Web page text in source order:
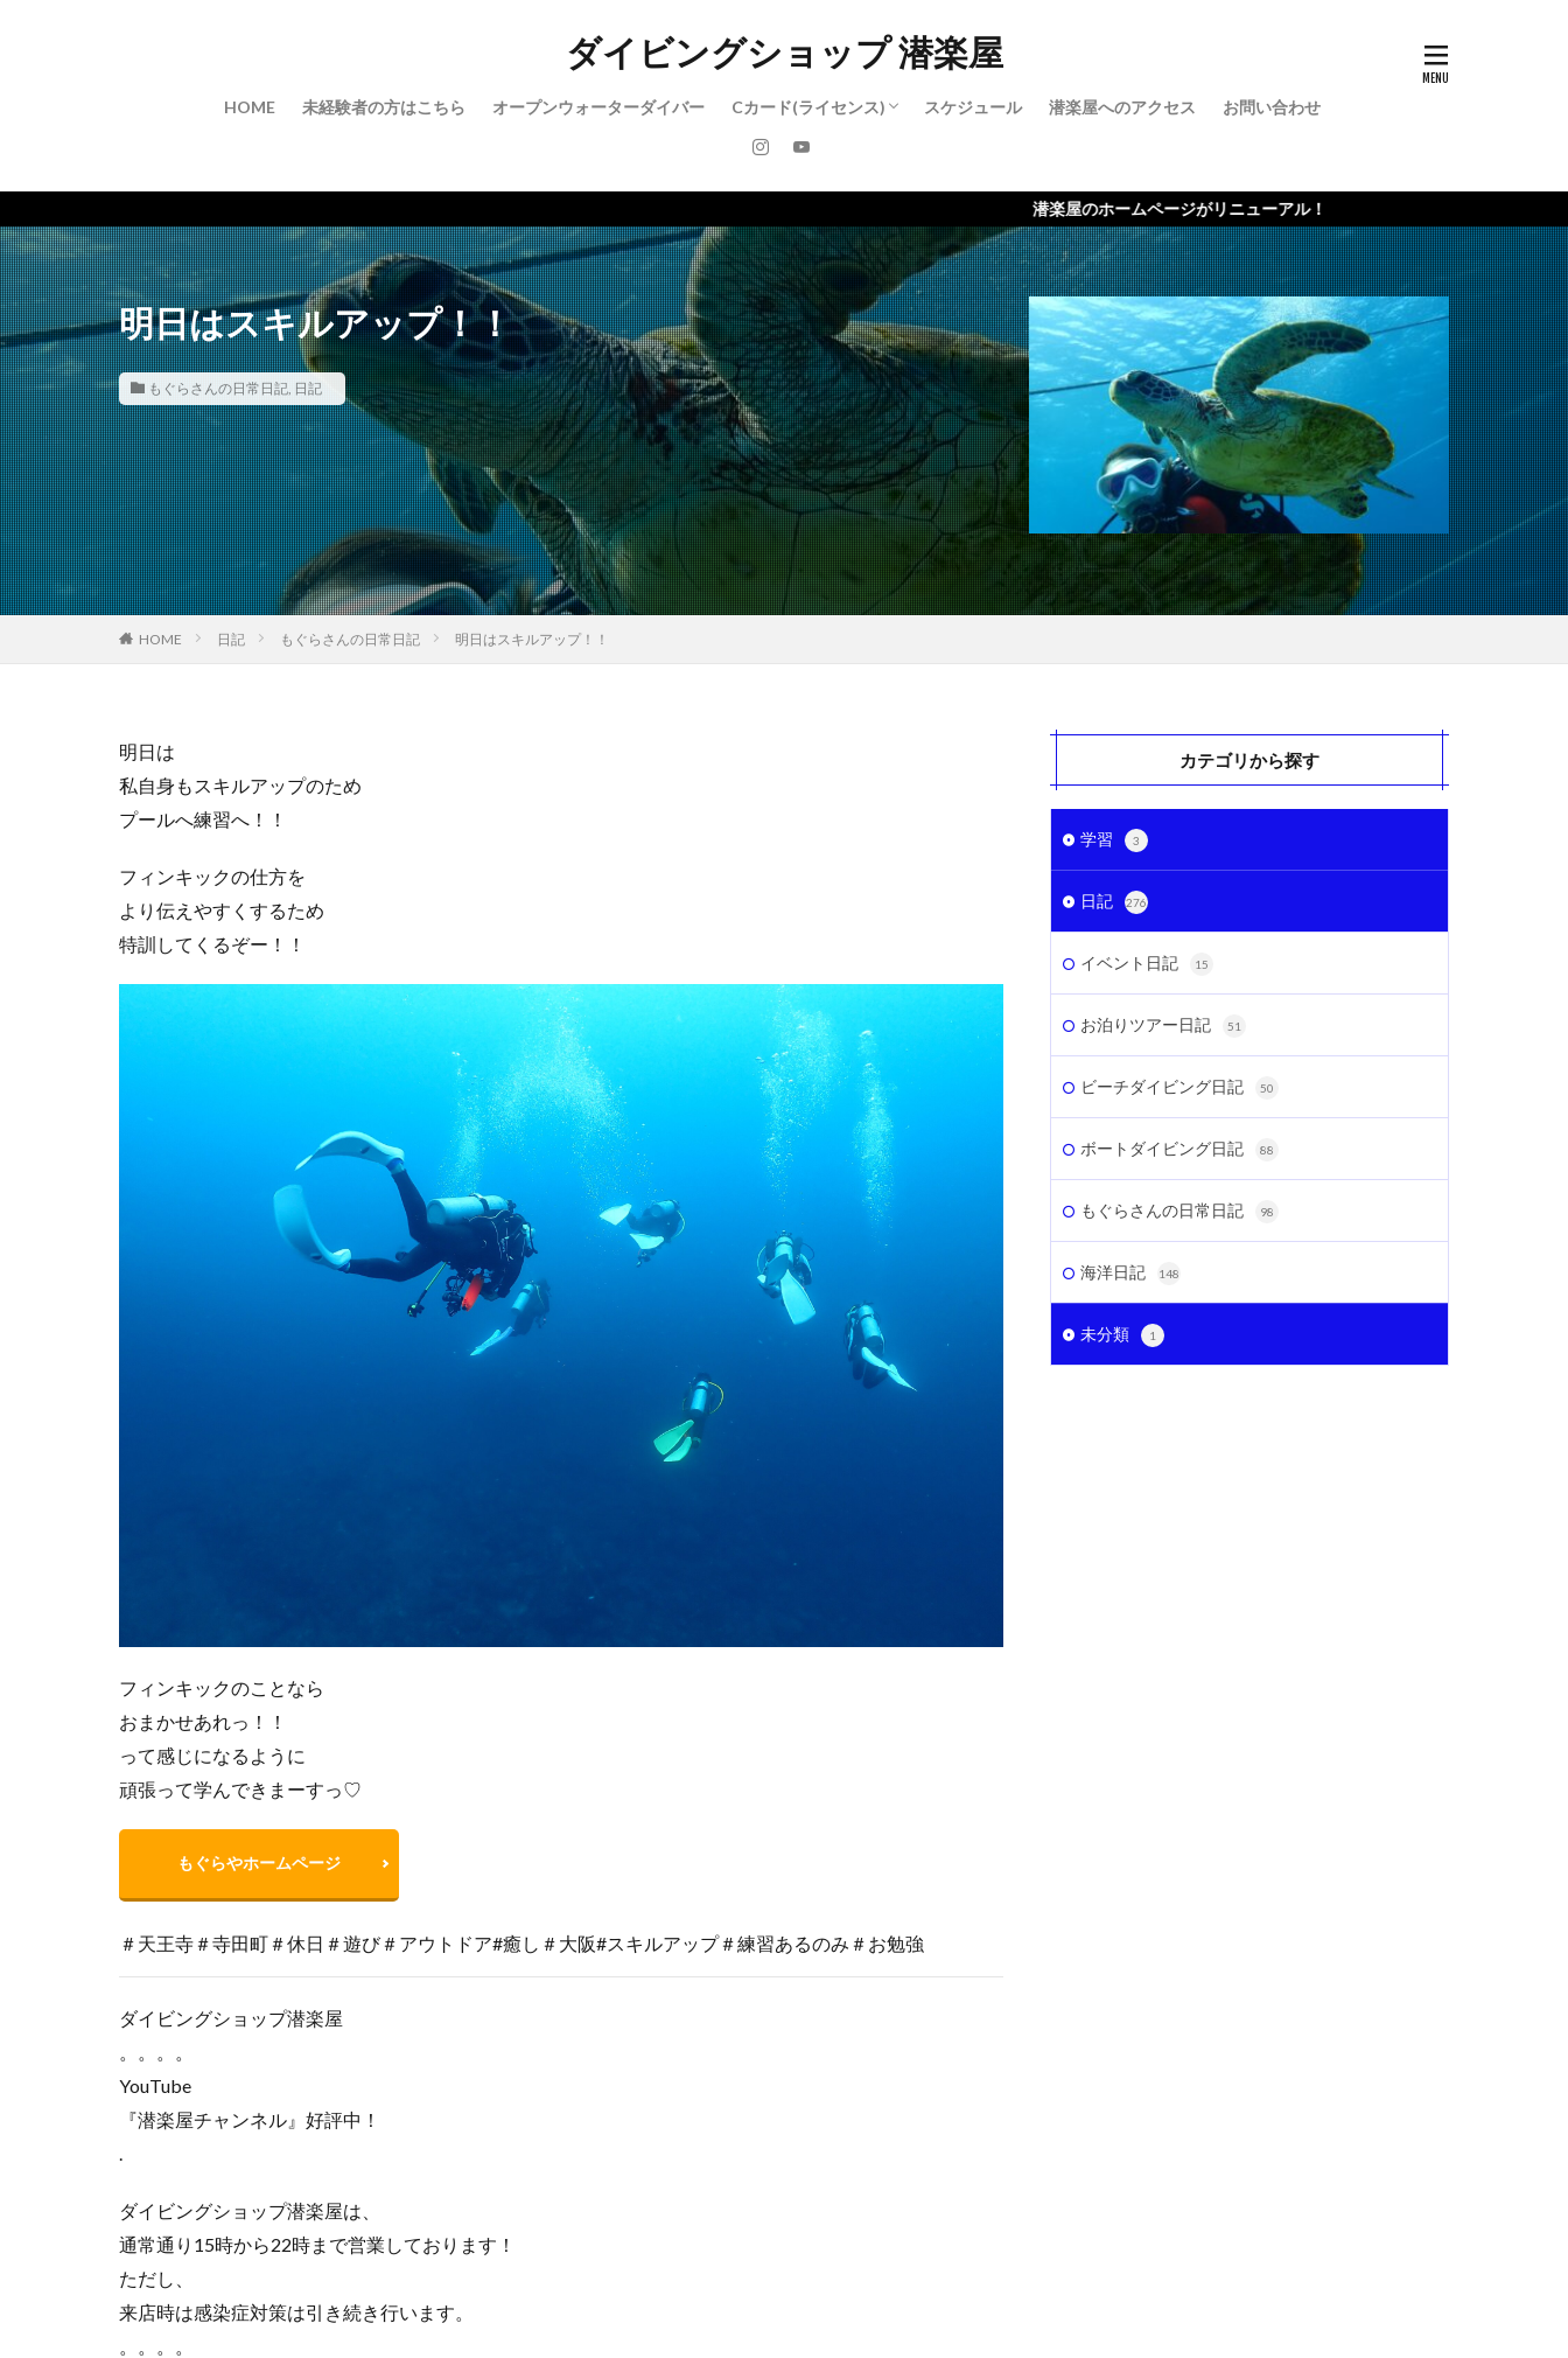
ダイビングショップ 潜楽屋
HOME 未経験者の方はこちら オープンウォーターダイバー Cカード(ライセンス)
アドバンスド・オープンウォーターダイバー
レスキューダイバー
ダイブマスター
スケジュール 潜楽屋へのアクセス お問い合わせ
潜楽屋のホームページがリニューアル！
明日はスキルアップ！！
もぐらさんの日常日記, 日記
HOME 日記 もぐらさんの日常日記 明日はスキルアップ！！
明日は
私自身もスキルアップのため
プールへ練習へ！！
フィンキックの仕方を
より伝えやすくするため
特訓してくるぞー！！
フィンキックのことなら
おまかせあれっ！！
って感じになるように
頑張って学んできまーすっ♡
もぐらやホームページ
＃天王寺＃寺田町＃休日＃遊び＃アウトドア#癒し＃大阪#スキルアップ＃練習あるのみ＃お勉強
ダイビングショップ潜楽屋
。。。。
YouTube
『潜楽屋チャンネル』好評中！
.
ダイビングショップ潜楽屋は、
通常通り15時から22時まで営業しております！
ただし、
来店時は感染症対策は引き続き行います。
。。。。
カテゴリから探す
学習 3
日記 276
イベント日記 15
お泊りツアー日記 51
ビーチダイビング日記 50
ボートダイビング日記 88
もぐらさんの日常日記 98
海洋日記 148
未分類 1